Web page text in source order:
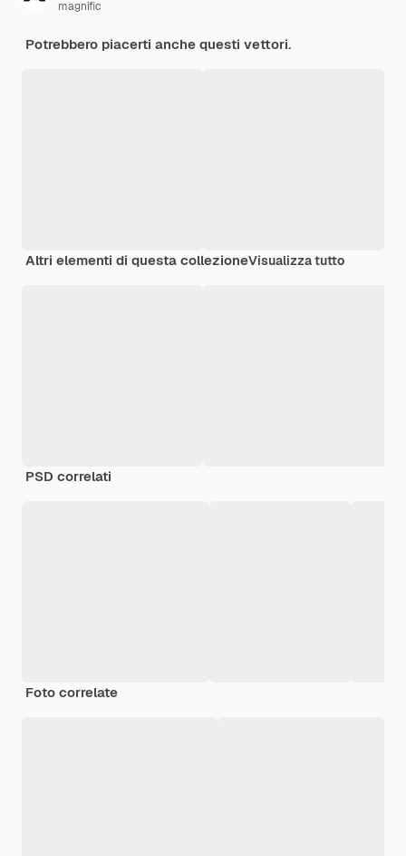
magnific
Potrebbero piacerti anche questi vettori.
Altri elementi di questa collezioneVisualizza tutto
PSD correlati
Foto correlate